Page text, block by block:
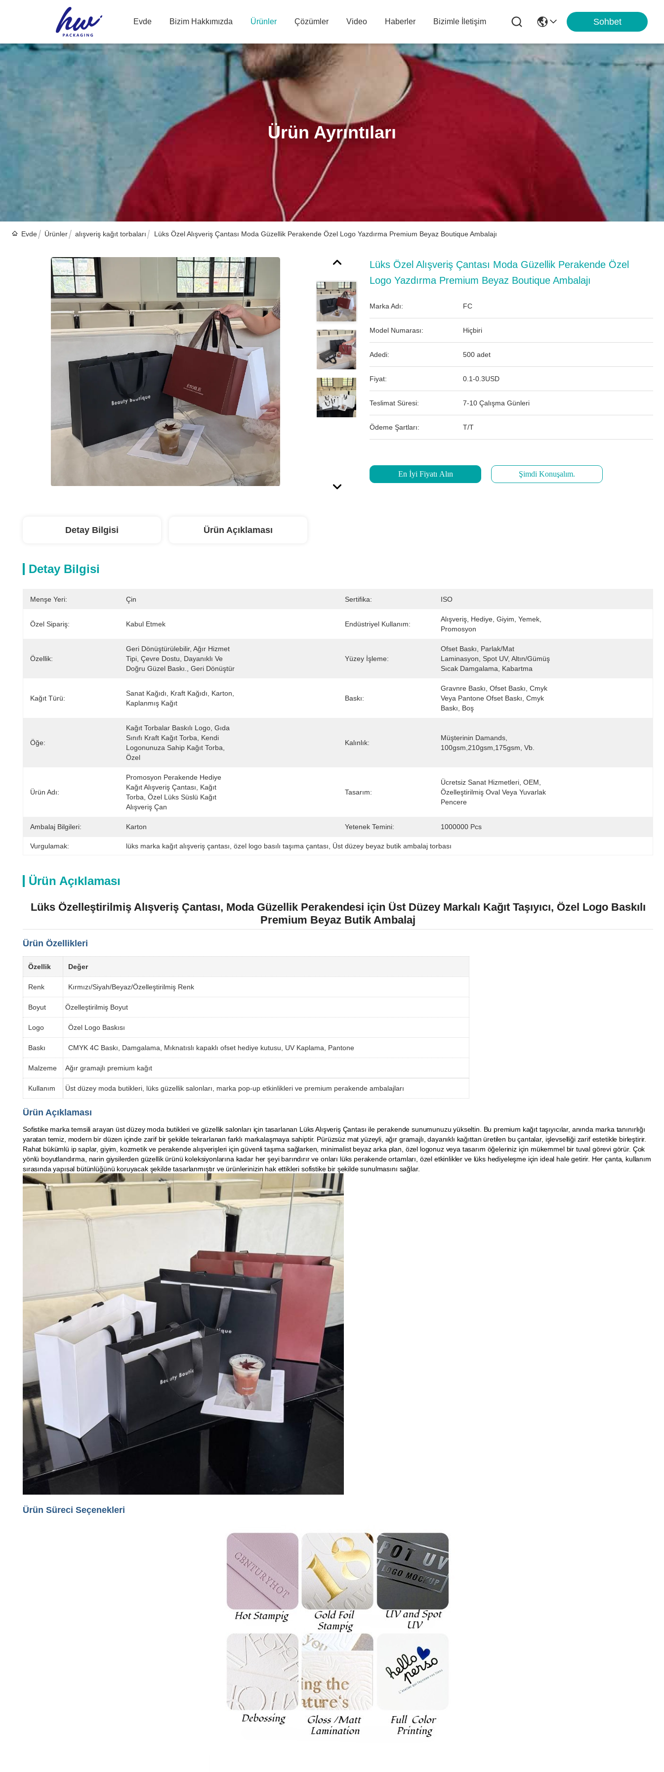
Evde Bizim Hakkımızda Ürünler Çözümler Video Haberler Bizimle İletişim Sohbet
Ürün Ayrıntıları
Evde Ürünler alışveriş kağıt torbaları Lüks Özel Alışveriş Çantası Moda Güzellik Perakende Özel Logo Yazdırma Premium Beyaz Boutique Ambalajı
Lüks Özel Alışveriş Çantası Moda Güzellik Perakende Özel
Logo Yazdırma Premium Beyaz Boutique Ambalajı
Marka Adı: FC
Model Numarası: Hiçbiri
Adedi: 500 adet
Fiyat: 0.1-0.3USD
Teslimat Süresi: 7-10 Çalışma Günleri
Ödeme Şartları: T/T
En İyi Fiyatı Alın Şimdi Konuşalım.
Detay Bilgisi Ürün Açıklaması
Detay Bilgisi
Menşe Yeri: Çin Sertifika: ISO
Özel Sipariş: Kabul Etmek Endüstriyel Kullanım:
Alışveriş, Hediye, Giyim, Yemek,
Promosyon
Özellik:
Geri Dönüştürülebilir, Ağır Hizmet
Tipi, Çevre Dostu, Dayanıklı Ve
Doğru Güzel Baskı., Geri Dönüştür
Yüzey İşleme:
Ofset Baskı, Parlak/mat
Laminasyon, Spot UV, Altın/gümüş
Sıcak Damgalama, Kabartma
Kağıt Türü:
Sanat Kağıdı, Kraft Kağıdı, Karton,
Kaplanmış Kağıt
Baskı:
Gravnre Baskı, Ofset Baskı, Cmyk
Veya Pantone Ofset Baskı, Cmyk
Baskı, Boş
Öğe:
Kağıt Torbalar Baskılı Logo, Gıda
Sınıfı Kraft Kağıt Torba, Kendi
Logonunuza Sahip Kağıt Torba,
Özel
Kalınlık:
Müşterinin Damands,
100gsm,210gsm,175gsm, Vb.
Ürün Adı:
Promosyon Perakende Hediye
Kağıt Alışveriş Çantası, Kağıt
Torba, Özel Lüks Süslü Kağıt
Alışveriş Çan
Tasarım:
Ücretsiz Sanat Hizmetleri, OEM,
Özelleştirilmiş Oval Veya Yuvarlak
Pencere
Ambalaj Bilgileri: Karton Yetenek Temini: 1000000 Pcs
Vurgulamak: lüks marka kağıt alışveriş çantası özel logo basılı taşıma çantası Üst düzey beyaz butik ambalaj torbası
Ürün Açıklaması
Lüks Özelleştirilmiş Alışveriş Çantası, Moda Güzellik Perakendesi için Üst Düzey Markalı Kağıt Taşıyıcı, Özel Logo Baskılı
Premium Beyaz Butik Ambalaj
Ürün Özellikleri
Özellik Değer
Renk Kırmızı/Siyah/Beyaz/Özelleştirilmiş Renk
Boyut Özelleştirilmiş Boyut
Logo Özel Logo Baskısı
Baskı CMYK 4C Baskı, Damgalama, Mıknatıslı kapaklı ofset hediye kutusu, UV Kaplama, Pantone
Malzeme Ağır gramajlı premium kağıt
Kullanım Üst düzey moda butikleri, lüks güzellik salonları, marka pop-up etkinlikleri ve premium perakende ambalajları
Ürün Açıklaması
Sofistike marka temsili arayan üst düzey moda butikleri ve güzellik salonları için tasarlanan Lüks Alışveriş Çantası ile perakende sunumunuzu yükseltin. Bu premium kağıt taşıyıcılar, anında marka tanınırlığı
yaratan temiz, modern bir düzen içinde zarif bir şekilde tekrarlanan farklı markalaşmaya sahiptir. Pürüzsüz mat yüzeyli, ağır gramajlı, dayanıklı kağıttan üretilen bu çantalar, işlevselliği zarif estetikle birleştirir.
Rahat bükümlü ip saplar, giyim, kozmetik ve perakende alışverişleri için güvenli taşıma sağlarken, minimalist beyaz arka plan, özel logonuz veya tasarım öğeleriniz için mükemmel bir tuval görevi görür. Çok
yönlü boyutlandırma, narin giysilerden güzellik ürünü koleksiyonlarına kadar her şeyi barındırır ve onları lüks perakende ortamları, özel etkinlikler ve lüks hediyeleşme için ideal hale getirir. Her çanta, kullanım
sırasında yapısal bütünlüğünü koruyacak şekilde tasarlanmıştır ve ürünlerinizin hak ettikleri sofistike bir şekilde sunulmasını sağlar.
Ürün Süreci Seçenekleri